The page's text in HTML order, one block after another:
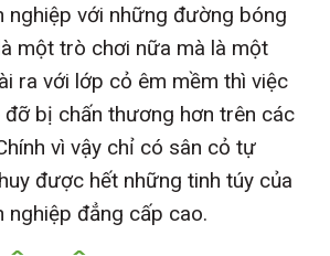
nghiệp với những đường bóng
một trò chơi nữa mà là một
ra với lớp cỏ êm mềm thì việc
đỡ bị chấn thương hơn trên các
vì vậy chỉ có sân cỏ tự
được hết những tinh túy của
nghiệp đẳng cấp cao.